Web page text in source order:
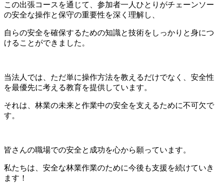
この出張コースを通じて、参加者一人ひとりがチェーンソー
の安全な操作と保守の重要性を深く理解し、
自らの安全を確保するための知識と技術をしっかりと身につ
けることができました。
当法人では、ただ単に操作方法を教えるだけでなく、安全性
を最優先に考える教育を提供しています。
それは、林業の未来と作業中の安全を支えるために不可欠で
す。
皆さんの職場での安全と成功を心から願っています。
私たちは、安全な林業作業のために今後も支援を続けていき
ます！